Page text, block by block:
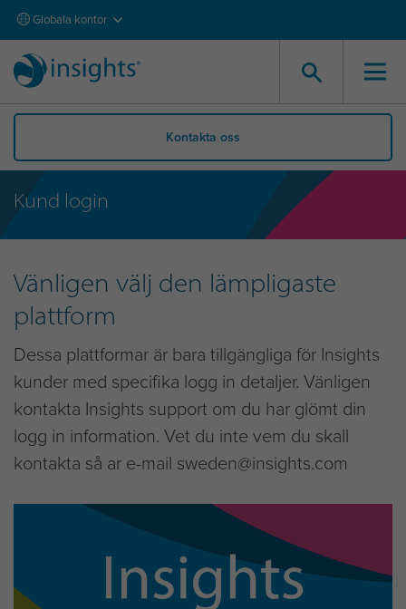
Globala kontor
Kontakta oss
Kund login
Vänligen välj den lämpligaste
plattform
Dessa plattformar är bara tillgängliga för Insights
kunder med specifika logg in detaljer. Vänligen
kontakta Insights support om du har glömt din
logg in information. Vet du inte vem du skall
kontakta så ar e-mail sweden@insights.com